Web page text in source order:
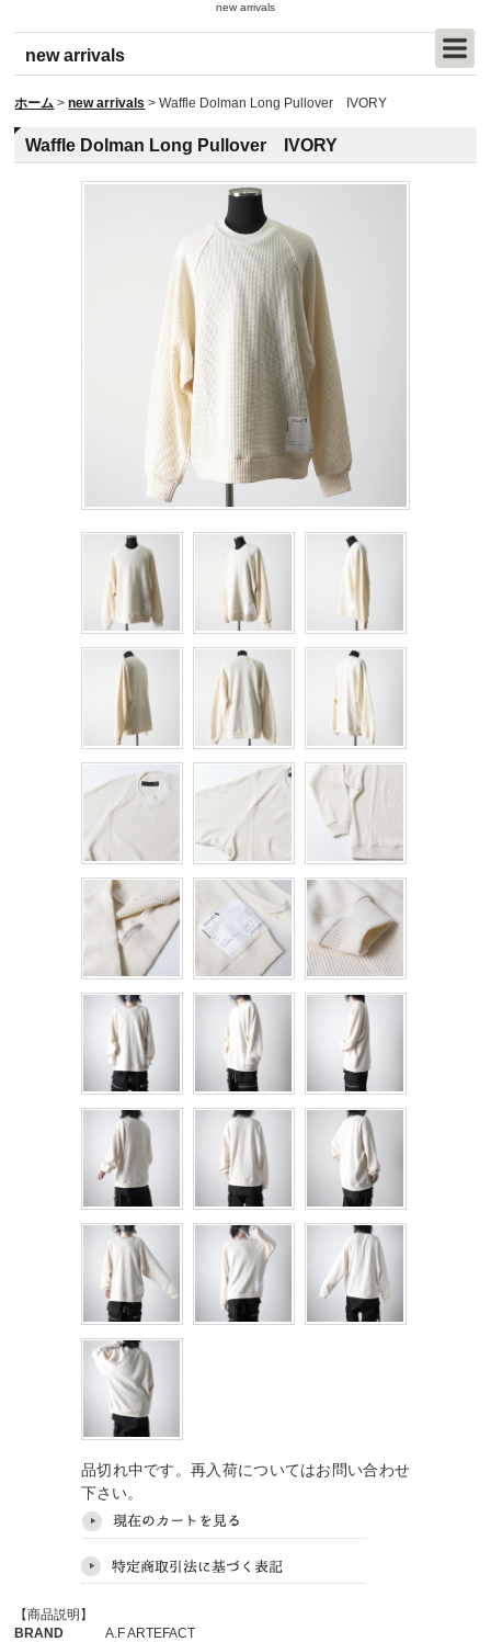
new arrivals
new arrivals
ホーム > new arrivals > Waffle Dolman Long Pullover IVORY
Waffle Dolman Long Pullover IVORY
品切れ中です。再入荷についてはお問い合わせ
下さい。
【商品説明】
BRAND A.F ARTEFACT